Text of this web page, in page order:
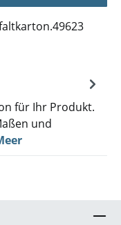
für Ihr Produkt.
und